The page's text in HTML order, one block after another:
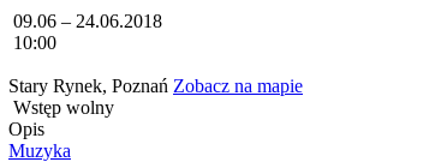
09.06 – 24.06.2018
10:00
Stary Rynek, Poznań Zobacz na mapie
Wstęp wolny
Opis
Muzyka